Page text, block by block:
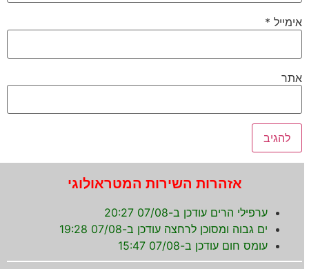
אזהרות השירות המטראולוגי
ערפילי הרים עודכן ב-07/08 20:27
ים גבוה ומסוכן לרחצה עודכן ב-07/08 19:28
עומס חום עודכן ב-07/08 15:47